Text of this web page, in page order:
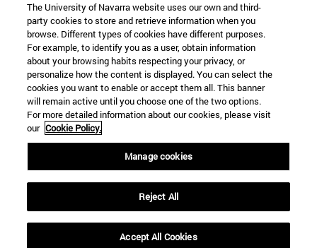
Aula abierta
Cátedra de Patrimonio y Arte Navarro
Facultad de Filosofía y Letras
Campus Universitario s/n
Navarra
España
Tel. +34 948 42 56 00
The University of Navarra website uses our own and third-
party cookies to store and retrieve information when you
browse. Different types of cookies have different purposes.
For example, to identify you as a user, obtain information
about your browsing habits respecting your privacy, or
personalize how the content is displayed. You can select the
cookies you want to enable or accept them all. This banner
will remain active until you choose one of the two options.
For more detailed information about our cookies, please visit
our Cookie Policy.
Manage cookies
Reject All
Accept All Cookies